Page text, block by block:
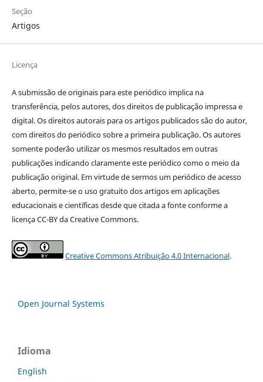
Seção
Artigos
Licença
A submissão de originais para este periódico implica na
transferência, pelos autores, dos direitos de publicação impressa e
digital. Os direitos autorais para os artigos publicados são do autor,
com direitos do periódico sobre a primeira publicação. Os autores
somente poderão utilizar os mesmos resultados em outras
publicações indicando claramente este periódico como o meio da
publicação original. Em virtude de sermos um periódico de acesso
aberto, permite-se o uso gratuito dos artigos em aplicações
educacionais e científicas desde que citada a fonte conforme a
licença CC-BY da Creative Commons.
Creative Commons Atribuição 4.0 Internacional.
Open Journal Systems
Idioma
English